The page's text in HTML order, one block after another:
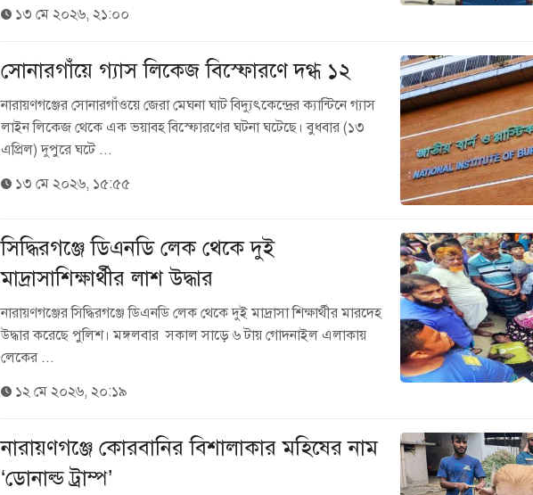
১৩ মে ২০২৬, ২১:০০
সোনারগাঁয়ে গ্যাস লিকেজ বিস্ফোরণে দগ্ধ ১২
নারায়ণগঞ্জের সোনারগাঁওয়ে জেরা মেঘনা ঘাট বিদ্যুৎকেন্দ্রের ক্যান্টিনে গ্যাস
লাইন লিকেজ থেকে এক ভয়াবহ বিস্ফোরণের ঘটনা ঘটেছে। বুধবার (১৩
এপ্রিল) দুপুরে ঘটে ...
১৩ মে ২০২৬, ১৫:৫৫
সিদ্ধিরগঞ্জে ডিএনডি লেক থেকে দুই
মাদ্রাসাশিক্ষার্থীর লাশ উদ্ধার
নারায়ণগঞ্জের সিদ্ধিরগঞ্জে ডিএনডি লেক থেকে দুই মাদ্রাসা শিক্ষার্থীর মারদেহ
উদ্ধার করেছে পুলিশ। মঙ্গলবার সকাল সাড়ে ৬ টায় গোদনাইল এলাকায়
লেকের ...
১২ মে ২০২৬, ২০:১৯
নারায়ণগঞ্জে কোরবানির বিশালাকার মহিষের নাম
‘ডোনাল্ড ট্রাম্প’